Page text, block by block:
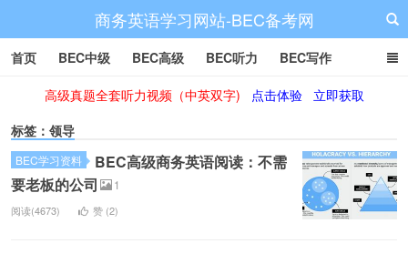
商务英语学习网站-BEC备考网
首页 BEC中级 BEC高级 BEC听力 BEC写作
BEC阅读 BEC词汇 BEC视频 BEC真题 BEC备考
高级真题全套听力视频（中英双字) 点击体验
立即获取
标签：领导
BEC学习资料
BEC高级商务英语阅读：不需
要老板的公司
1
阅读(4673) 赞 (2)